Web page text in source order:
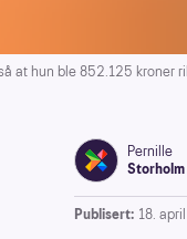
at hun ble 852.125 kroner
Pernille
Publisert: 18.